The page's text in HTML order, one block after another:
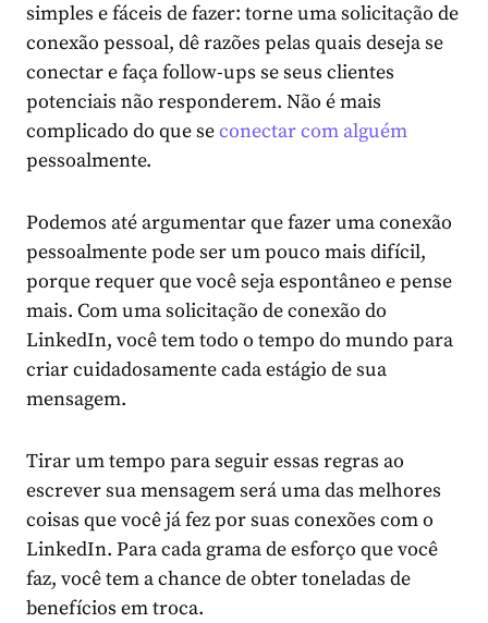
simples e fáceis de fazer: torne uma solicitação de
conexão pessoal, dê razões pelas quais deseja se
conectar e faça follow-ups se seus clientes
potenciais não responderem. Não é mais
complicado do que seconectar com alguém
pessoalmente.
Podemos até argumentar que fazer uma conexão
pessoalmente pode ser um pouco mais difícil,
porque requer que você seja espontâneo e pense
mais. Com uma solicitação de conexão do
LinkedIn, você tem todo o tempo do mundo para
criar cuidadosamente cada estágio de sua
mensagem.
Tirar um tempo para seguir essas regras ao
escrever sua mensagem será uma das melhores
coisas que você já fez por suas conexões com o
LinkedIn. Para cada grama de esforço que você
faz, você tem a chance de obter toneladas de
benefícios em troca.